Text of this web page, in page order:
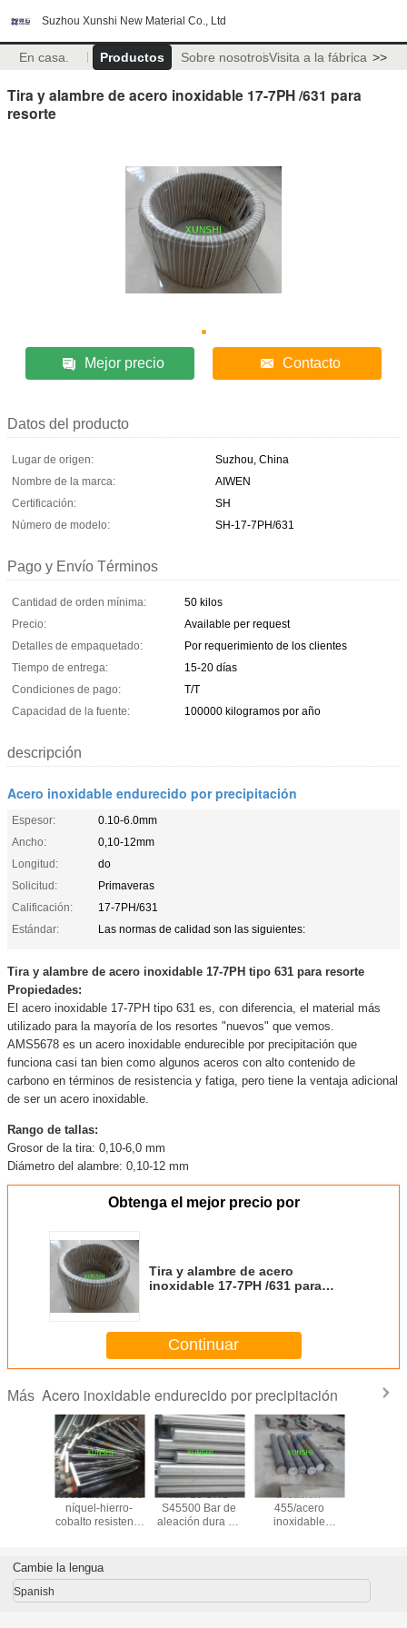
Suzhou Xunshi New Material Co., Ltd
En casa. Productos Sobre nosotrosVisita a la fábrica >>
Tira y alambre de acero inoxidable 17-7PH /631 para
resorte
Mejor precio Contacto
Datos del producto
Lugar de origen:
Suzhou, China
Nombre de la marca:
AIWEN
Certificación:
SH
Número de modelo:
SH-17-7PH/631
Pago y Envío Términos
Cantidad de orden mínima:
50 kilos
Precio:
Available per request
Detalles de empaquetado:
Por requerimiento de los clientes
Tiempo de entrega:
15-20 días
Condiciones de pago:
T/T
Capacidad de la fuente:
100000 kilogramos por año
descripción
Acero inoxidable endurecido por precipitación
Espesor:
0.10-6.0mm
Ancho:
0,10-12mm
Longitud:
do
Solicitud:
Primaveras
Calificación:
17-7PH/631
Estándar:
Las normas de calidad son las siguientes:
Tira y alambre de acero inoxidable 17-7PH tipo 631 para resorte
Propiedades:
El acero inoxidable 17-7PH tipo 631 es, con diferencia, el material más
utilizado para la mayoría de los resortes "nuevos" que vemos.
AMS5678 es un acero inoxidable endurecible por precipitación que
funciona casi tan bien como algunos aceros con alto contenido de
carbono en términos de resistencia y fatiga, pero tiene la ventaja adicional
de ser un acero inoxidable.
Rango de tallas:
Grosor de la tira: 0,10-6,0 mm
Diámetro del alambre: 0,10-12 mm
Obtenga el mejor precio por
Tira y alambre de acero
inoxidable 17-7PH /631 para
Continuar
Más Acero inoxidable endurecido por precipitación
por
903
N903 aleación de
níquel-hierro-
cobalto resistente
XM-16 UNS
S45500 Bar de
aleación dura de
Aleación
455/acero
inoxidable
brillante
Cambie la lengua
Spanish